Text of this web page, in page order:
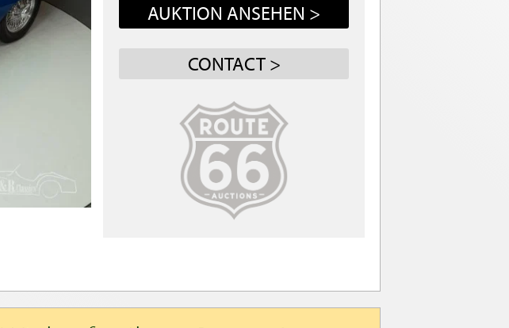
AUKTION ANSEHEN >
CONTACT >